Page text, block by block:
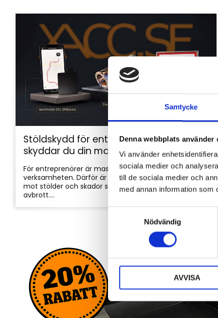
Samtycke
Denna webbplats använder
Vi använder
sociala medier och
till de sociala medier och
med annan information som
y
k
s
Nödvändig
AVVISA
Stöldskydd för entreprenadmaskiner: så
skyddar du din maskin och utrustning
För entreprenörer är maskinerna hjärtat i
verksamheten. Därför är det viktigt att skydda dem
mot stölder och skador som kan orsaka kostsamma
avbrott....